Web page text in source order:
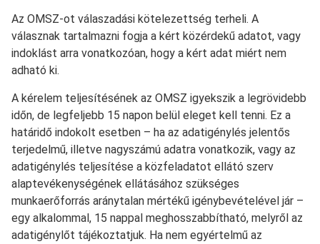
Az OMSZ-ot válaszadási kötelezettség terheli. A
válasznak tartalmazni fogja a kért közérdekű adatot, vagy
indoklást arra vonatkozóan, hogy a kért adat miért nem
adható ki.
A kérelem teljesítésének az OMSZ igyekszik a legrövidebb
időn, de legfeljebb 15 napon belül eleget kell tenni. Ez a
határidő indokolt esetben – ha az adatigénylés jelentős
terjedelmű, illetve nagyszámú adatra vonatkozik, vagy az
adatigénylés teljesítése a közfeladatot ellátó szerv
alaptevékenységének ellátásához szükséges
munkaerőforrás aránytalan mértékű igénybevételével jár –
egy alkalommal, 15 nappal meghosszabbítható, melyről az
adatigénylőt tájékoztatjuk. Ha nem egyértelmű az